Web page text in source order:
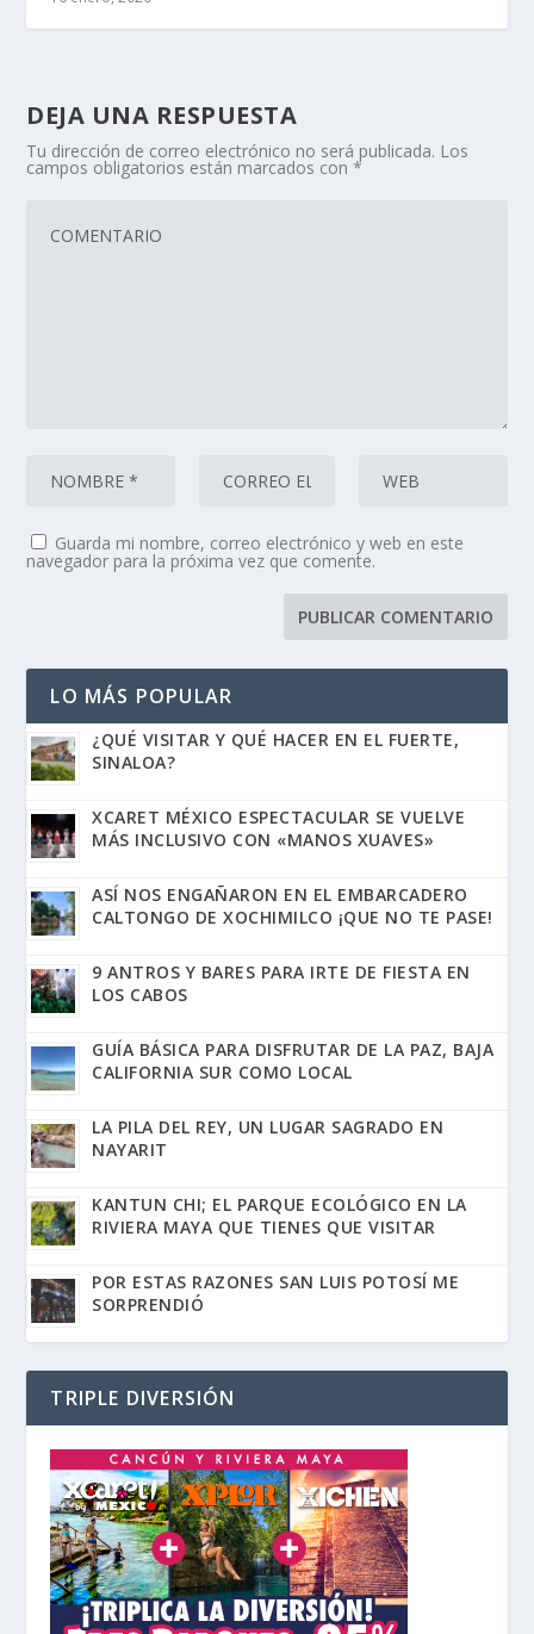
DEJA UNA RESPUESTA
Tu dirección de correo electrónico no será publicada. Los
campos obligatorios están marcados con*
Guarda mi nombre, correo electrónico y web en este
navegador para la próxima vez que comente.
LO MÁS POPULAR
¿QUÉ VISITAR Y QUÉ HACER EN EL FUERTE,
SINALOA?
XCARET MÉXICO ESPECTACULAR SE VUELVE
MÁS INCLUSIVO CON «MANOS XUAVES»
ASÍ NOS ENGAÑARON EN EL EMBARCADERO
CALTONGO DE XOCHIMILCO ¡QUE NO TE PASE!
9 ANTROS Y BARES PARA IRTE DE FIESTA EN
LOS CABOS
GUÍA BÁSICA PARA DISFRUTAR DE LA PAZ, BAJA
CALIFORNIA SUR COMO LOCAL
LA PILA DEL REY, UN LUGAR SAGRADO EN
NAYARIT
KANTUN CHI; EL PARQUE ECOLÓGICO EN LA
RIVIERA MAYA QUE TIENES QUE VISITAR
POR ESTAS RAZONES SAN LUIS POTOSÍ ME
SORPRENDIÓ
TRIPLE DIVERSIÓN